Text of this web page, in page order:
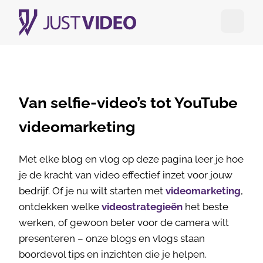
Van selfie-video’s tot YouTube
videomarketing
Met elke blog en vlog op deze pagina leer je hoe
je de kracht van video effectief inzet voor jouw
bedrijf. Of je nu wilt starten met videomarketing,
ontdekken welke videostrategieën het beste
werken, of gewoon beter voor de camera wilt
presenteren – onze blogs en vlogs staan
boordevol tips en inzichten die je helpen.